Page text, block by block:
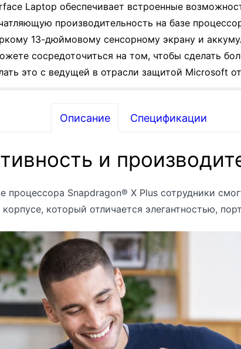
Laptop обеспечивает встроенные
производительность на базе
13-дюймовому сенсорному экрану и
сосредоточиться на том, чтобы сделать
это с ведущей в отрасли защитой Microsoft
Описание Спецификации
и
Snapdragon® X Plus сотрудники
который отличается элегантностью,